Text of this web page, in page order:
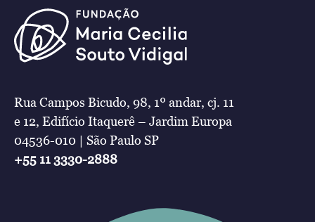
Rua Campos Bicudo, 98, 1º andar, cj. 11
e 12, Edifício Itaquerê – Jardim Europa
04536-010 | São Paulo SP
+55 11 3330-2888